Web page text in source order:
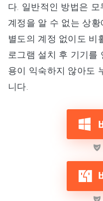
다. 일반적인 방법은 모
계정을 알 수 없는 상
별도의 계정 없이도 비
로그램 설치 후 기기를
용이 익숙하지 않아도
니다.